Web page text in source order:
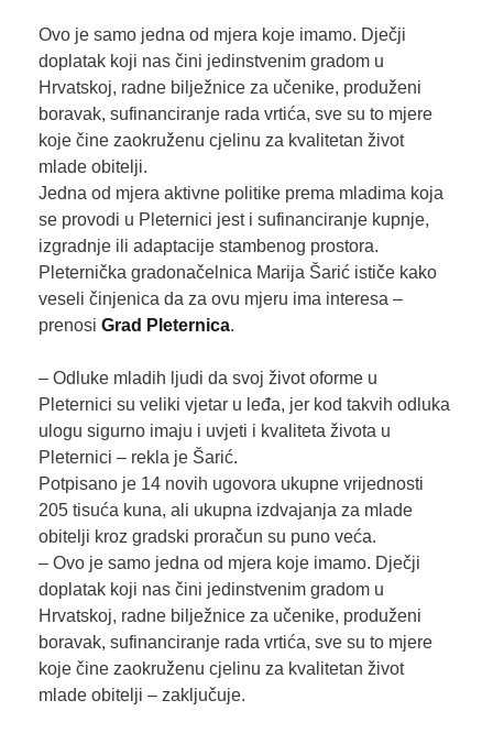
Ovo je samo jedna od mjera koje imamo. Dječji
doplatak koji nas čini jedinstvenim gradom u
Hrvatskoj, radne bilježnice za učenike, produženi
boravak, sufinanciranje rada vrtića, sve su to mjere
koje čine zaokruženu cjelinu za kvalitetan život
mlade obitelji.
Jedna od mjera aktivne politike prema mladima koja
se provodi u Pleternici jest i sufinanciranje kupnje,
izgradnje ili adaptacije stambenog prostora.
Pleternička gradonačelnica Marija Šarić ističe kako
veseli činjenica da za ovu mjeru ima interesa –
prenosi Grad Pleternica.
– Odluke mladih ljudi da svoj život oforme u
Pleternici su veliki vjetar u leđa, jer kod takvih odluka
ulogu sigurno imaju i uvjeti i kvaliteta života u
Pleternici – rekla je Šarić.
Potpisano je 14 novih ugovora ukupne vrijednosti
205 tisuća kuna, ali ukupna izdvajanja za mlade
obitelji kroz gradski proračun su puno veća.
– Ovo je samo jedna od mjera koje imamo. Dječji
doplatak koji nas čini jedinstvenim gradom u
Hrvatskoj, radne bilježnice za učenike, produženi
boravak, sufinanciranje rada vrtića, sve su to mjere
koje čine zaokruženu cjelinu za kvalitetan život
mlade obitelji – zaključuje.